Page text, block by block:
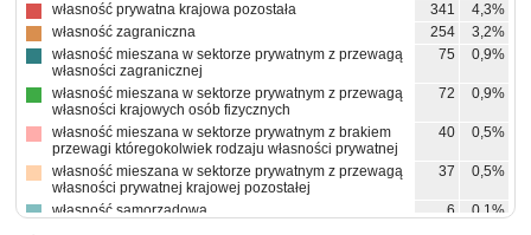
własność prywatna krajowa pozostała
341
4,3%
własność zagraniczna
254
3,2%
własność mieszana w sektorze prywatnym z przewagą
własności zagranicznej
75 0,9%
własność mieszana w sektorze prywatnym z przewagą
własności krajowych osób fizycznych
72 0,9%
własność mieszana w sektorze prywatnym z brakiem
przewagi któregokolwiek rodzaju własności prywatnej
40 0,5%
własność mieszana w sektorze prywatnym z przewagą
własności prywatnej krajowej pozostałej
37 0,5%
własność samorządowa 6
0,1%